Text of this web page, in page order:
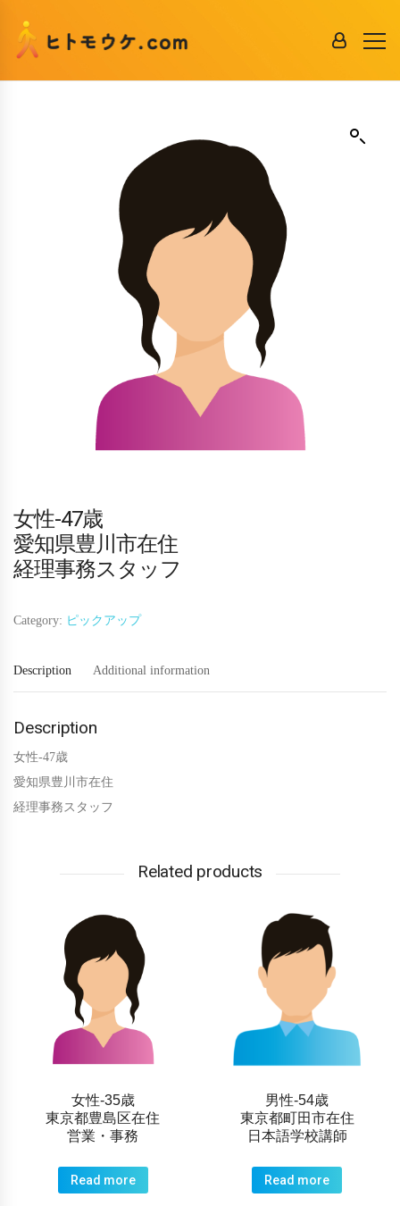
女性-47歳
愛知県豊川市在住
経理事務スタッフ
Category: ピックアップ
Description Additional information
Description
女性-47歳
愛知県豊川市在住
経理事務スタッフ
Related products
女性-35歳
東京都豊島区在住
営業・事務
Read more
男性-54歳
東京都町田市在住
日本語学校講師
Read more